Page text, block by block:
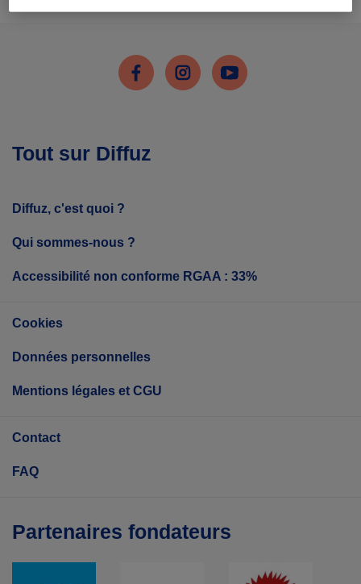
FacebookInstagramYoutube
Tout sur Diffuz
Diffuz, c'est quoi ?
Qui sommes-nous ?
Accessibilité non conforme RGAA : 33%
Cookies
Données personnelles
Mentions légales et CGU
Contact
FAQ
Partenaires fondateurs